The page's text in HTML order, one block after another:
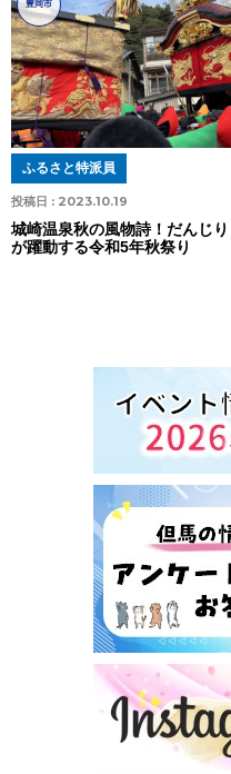
豊岡市
投稿日 : 2023.10.19
ふるさと特派員
城崎温泉秋の風物詩！だんじり
が躍動する令和5年秋祭り